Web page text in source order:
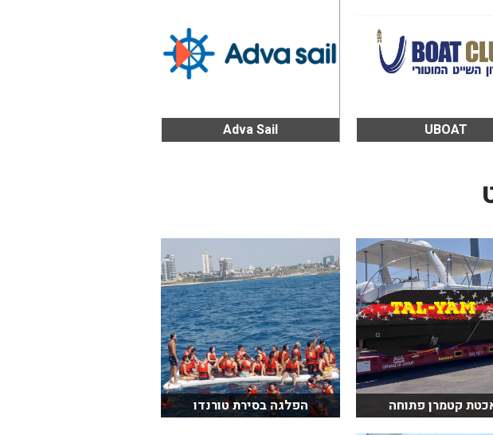
UBOAT
Adva Sail
קטמרן פתוחה הפלגה בסירת טורנדו